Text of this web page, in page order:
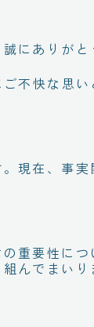
にありがと
不快な思い
現在、事
重要性に
んでまいり